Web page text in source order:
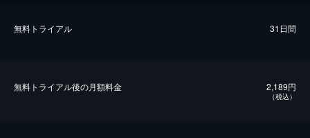
無料トライアル 31日間
無料トライアル後の⽉額料金 2,189円
（税込）